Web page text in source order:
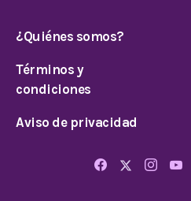
¿Quiénes somos?
Términos y
condiciones
Aviso de privacidad